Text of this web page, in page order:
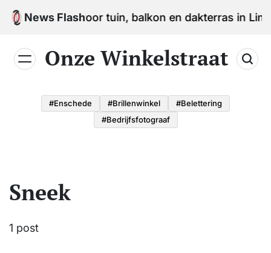
Skip
News Flash
kopen voor tuin, balkon en dakterras in
Onze Winkelstraat
#enschede #brillenwinkel
#belettering
#bedrijfsfotograaf
Sneek
1 post